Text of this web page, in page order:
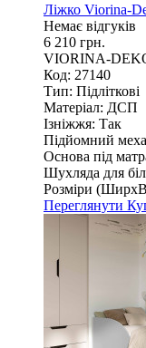
Ліжко Viorina-
Немає відгуків
6 210 грн.
VIORINA-
Код: 27140
Тип: Підліткові
Матеріал: ДСП
Ізніжжя: Так
Підйомний
Основа під
Шухляда для
Розміри
Переглянути